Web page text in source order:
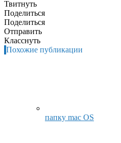
Твитнуть
Поделиться
Поделиться
Отправить
Класснуть
Похожие публикации
папку mac OS